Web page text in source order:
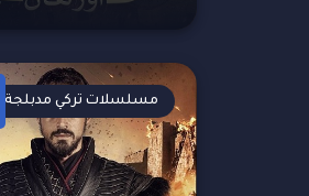
مسلسلات تركي مدبلجة